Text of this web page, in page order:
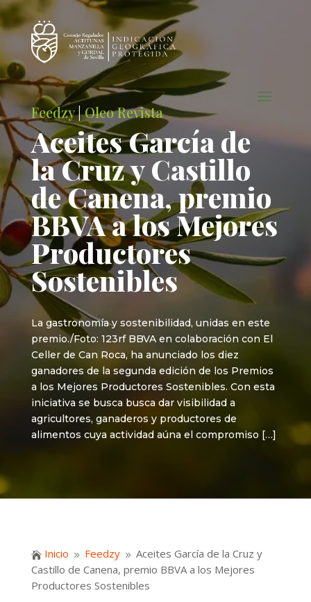
Feedzy|Oleo Revista
Aceites García de
la Cruz y Castillo
de Canena, premio
BBVA a los Mejores
Productores
Sostenibles
La gastronomía y sostenibilidad, unidas en este
premio./Foto: 123rf BBVA en colaboración con El
Celler de Can Roca, ha anunciado los diez
ganadores de la segunda edición de los Premios
a los Mejores Productores Sostenibles. Con esta
iniciativa se busca busca dar visibilidad a
agricultores, ganaderos y productores de
alimentos cuya actividad aúna el compromiso […]
 Inicio 9 Feedzy 9 Aceites García de la Cruz y
Castillo de Canena, premio BBVA a los Mejores
Productores Sostenibles